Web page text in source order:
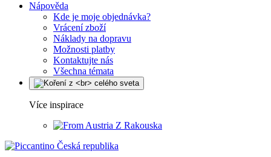
Nápověda
Kde je moje objednávka?
Vrácení zboží
Náklady na dopravu
Možnosti platby
Kontaktujte nás
Všechna témata
Více inspirace
Z Rakouska